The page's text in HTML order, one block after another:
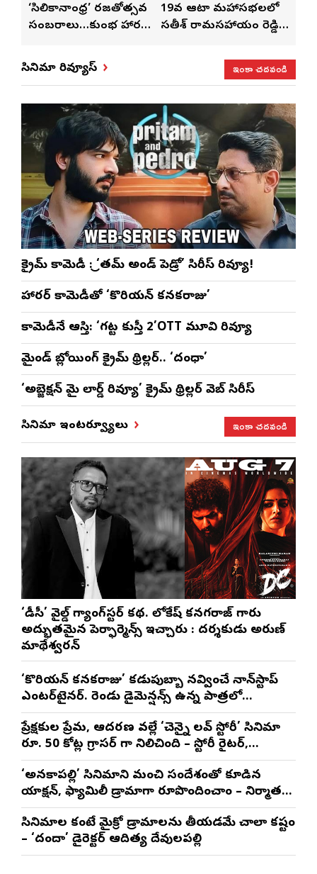
‘సిలికానాంధ్ర’ రజతోత్సవ
సంబరాలు…కుంభ హారతి
19వ ఆటా మహాసభలలో
సతీశ్ రామసహాయం రెడ్డి
సినిమా రివ్యూస్
ఇంకా చదవండి
క్రైమ్ కామెడీ : ‘ప్రీతమ్ అండ్ పెడ్రో’ సిరీస్ రివ్యూ!
హారర్ కామెడీతో ‘కొరియన్ కనకరాజు’
కామెడీనే ఆస్తి: ‘గట్ట కుస్తీ 2’OTT మూవి రివ్యూ
మైండ్ బ్లోయింగ్ క్రైమ్ థ్రిల్లర్.. ‘దంధా’
‘అబ్జెక్ష‌న్ మై లార్డ్ రివ్యూ’ క్రైమ్ థ్రిల్ల‌ర్ వెబ్ సిరీస్
సినిమా ఇంటర్వ్యూలు ఇంకా చదవండి
‘డీసీ’ వైల్డ్ గ్యాంగ్‌స్టర్ కథ. లోకేష్ కనగరాజ్ గారు
అద్భుతమైన పెర్ఫార్మెన్స్ ఇచ్చారు : దర్శకుడు అరుణ్
మాథేశ్వరన్
‘కొరియన్ కనకరాజు’ కడుపుబ్బా నవ్వించే నాన్‌స్టాప్
ఎంటర్‌టైనర్. రెండు డైమెన్షన్స్ ఉన్న పాత్రలో
నటించడం చాలా సంతృప్తినిచ్చింది : వరుణ్ తేజ్
ప్రేక్షకుల ప్రేమ, ఆదరణ వల్లే ‘చెన్నై లవ్ స్టోరీ’ సినిమా
రూ. 50 కోట్ల గ్రాసర్ గా నిలిచింది – స్టోరీ రైటర్,
ప్రొడ్యూసర్ సాయి రాజేష్
‘అనకాపల్లి’ సినిమాని మంచి సందేశంతో కూడిన
యాక్షన్, ఫ్యామిలీ డ్రామాగా రూపొందించాం – నిర్మాతలు
త్రినాథరావు నక్కిన, కాండ్రేగుల నాయుడు
సినిమాల కంటే మైక్రో డ్రామాలను తీయడమే చాలా కష్టం
– ‘దందా’ డైరెక్ట‌ర్ ఆదిత్య దేవులపల్లి